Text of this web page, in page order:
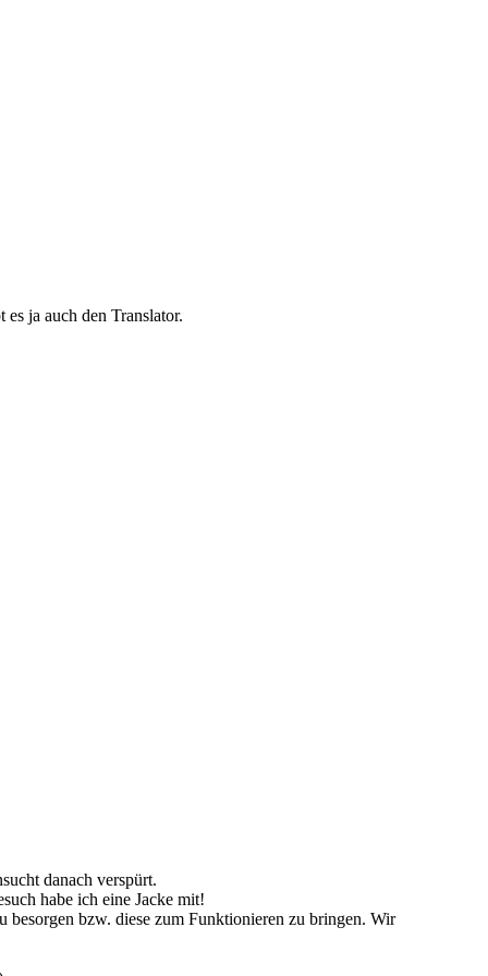
ja auch den Translator.
danach verspürt.
habe ich eine Jacke mit!
bzw. diese zum Funktionieren zu bringen. Wir